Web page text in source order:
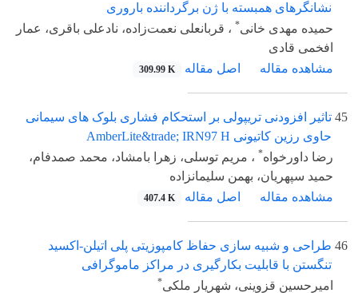
نشانگرهای همبسته با ژن برگرداننده باروری
حمیده مهدی خانی* ، قربانعلی نعمت‌زاده، نادعلی باقری، عمار
افخمی قادی
مشاهده مقاله
اصل مقاله 309.99 K
45 تاثیر افزودنی تریپولی بر استحکام فشاری بلوک های سیمانی
حاوی رزین کاتیونی AmberLite&trade; IRN97 H
رضا داورخواه* ، مریم توسلی، زهرا بامشاد، محمد صمدفام،
حمید سپهریان، بهمن سلیمانزاده
مشاهده مقاله
اصل مقاله 407.4 K
46 طراحی و شبیه سازی حفاظ کامپوزیتی پلی اتیلن-اکسید
تنگستن با قابلیت بکارگیری در مراکز ماموگرافی
امیرحسین قزوینی، شهریار ملکی*